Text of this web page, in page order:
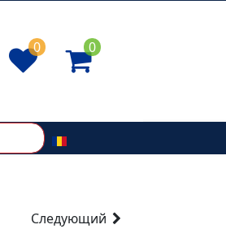
0 0
Следующий